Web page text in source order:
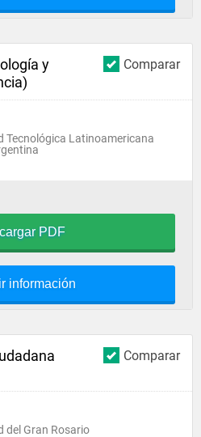
Comparar
y
Tecnológica Latinoamericana
PDF
información
Comparar
del Gran Rosario